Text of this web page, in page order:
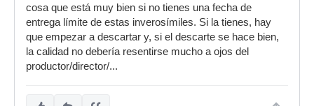
cosa que está muy bien si no tienes una fecha de
entrega límite de estas inverosímiles. Si la tienes, hay
que empezar a descartar y, si el descarte se hace bien,
la calidad no debería resentirse mucho a ojos del
productor/director/...